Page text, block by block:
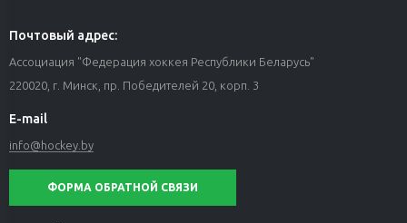
Почтовый адрес:
Ассоциация "Федерация хоккея Республики Беларусь"
220020, г. Минск, пр. Победителей 20, корп. 3
E-mail
info@hockey.by
ФОРМА ОБРАТНОЙ СВЯЗИ